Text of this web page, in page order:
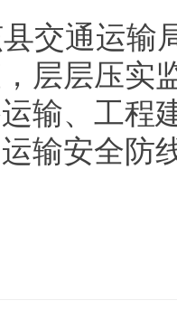
交通运输
层层压实
输、工程
输安全防